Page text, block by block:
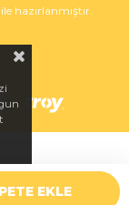
hazırlanmıştır.